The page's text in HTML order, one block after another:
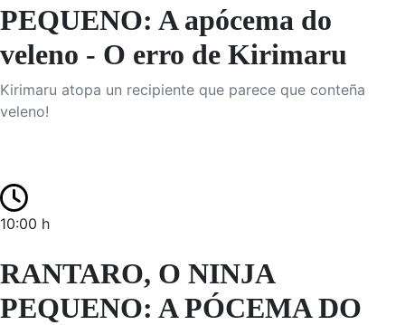
PEQUENO: A apócema do
veleno - O erro de Kirimaru
Kirimaru atopa un recipiente que parece que conteña
veleno!
10:00 h
RANTARO, O NINJA
PEQUENO: A PÓCEMA DO